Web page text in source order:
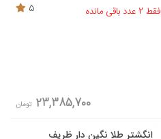
فقط 2 عدد باقی مانده
5
23,385,700 تومان
انگشتر طلا نگین دار ظریف